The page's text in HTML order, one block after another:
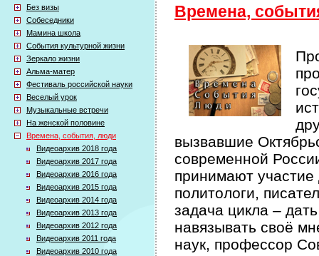
Без визы
Собеседники
Мамина школа
События культурной жизни
Зеркало жизни
Альма-матер
Фестиваль российской науки
Веселый урок
Музыкальные встречи
На женской половине
Времена, события, люди
Видеоархив 2018 года
Видеоархив 2017 года
Видеоархив 2016 года
Видеоархив 2015 года
Видеоархив 2014 года
Видеоархив 2013 года
Видеоархив 2012 года
Видеоархив 2011 года
Видеоархив 2010 года
Времена,
вызвавшие
современной
принимают участие
политологи,
задача цикла –
навязывать своё
наук, профессор